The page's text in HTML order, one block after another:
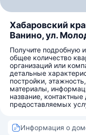
Хабаровский
Ванино, ул.
Получите подробную
общее количество
организаций или
детальные
постройки,
материалы,
название,
предоставляемых
Информация о